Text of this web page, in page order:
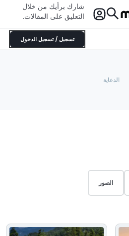
شارك برأيك من خلال
التعليق على المقالات.
تسجيل / تسجيل الدخول
الصور